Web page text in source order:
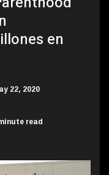
en
22, 2020
read